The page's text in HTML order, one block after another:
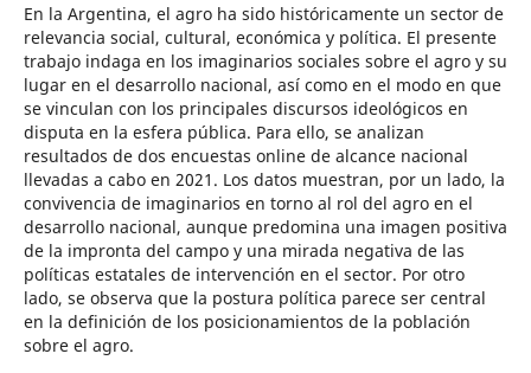
En la Argentina, el agro ha sido históricamente un sector de
relevancia social, cultural, económica y política. El presente
trabajo indaga en los imaginarios sociales sobre el agro y su
lugar en el desarrollo nacional, así como en el modo en que
se vinculan con los principales discursos ideológicos en
disputa en la esfera pública. Para ello, se analizan
resultados de dos encuestas online de alcance nacional
llevadas a cabo en 2021. Los datos muestran, por un lado, la
convivencia de imaginarios en torno al rol del agro en el
desarrollo nacional, aunque predomina una imagen positiva
de la impronta del campo y una mirada negativa de las
políticas estatales de intervención en el sector. Por otro
lado, se observa que la postura política parece ser central
en la definición de los posicionamientos de la población
sobre el agro.